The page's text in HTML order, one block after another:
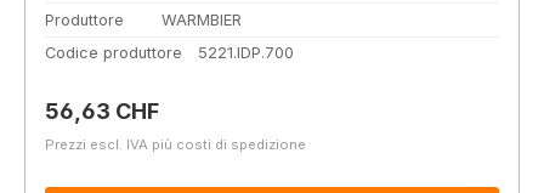
Produttore
WARMBIER
Codice produttore
5221.IDP.700
Prezzo normale:
56,63 CHF
Prezzi escl. IVA più costi di spedizione